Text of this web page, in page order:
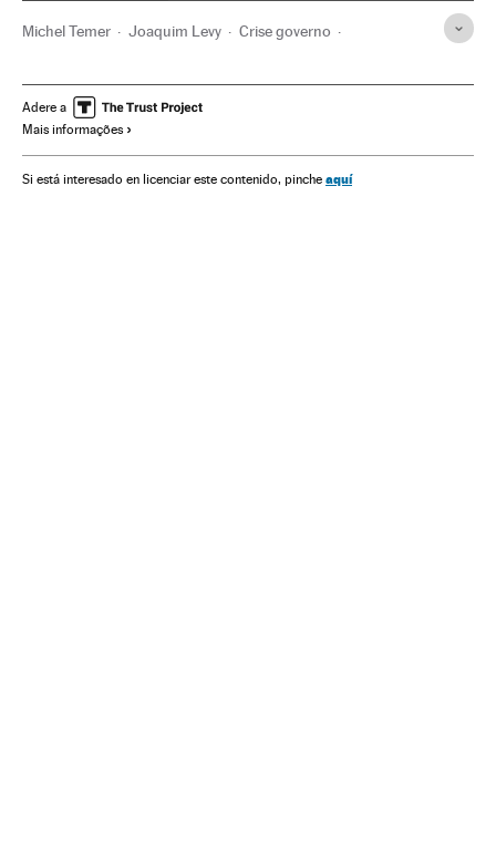
Michel Temer Joaquim Levy Crise governo
Congresso Nacional Presidência Brasil
Conflitos políticos
Ministérios Governo Brasil Governo
Adere a
Mais informações
Si está interesado en licenciar este contenido, pinche aquí